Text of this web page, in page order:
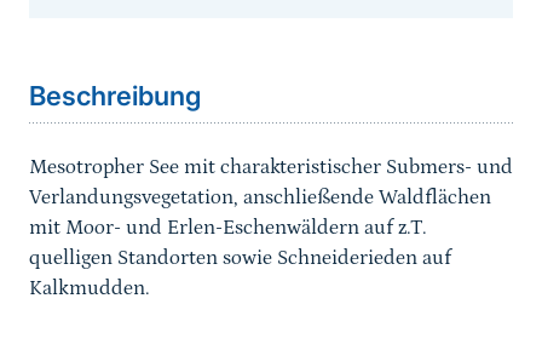
Beschreibung
Mesotropher See mit charakteristischer Submers- und
Verlandungsvegetation, anschließende Waldflächen
mit Moor- und Erlen-Eschenwäldern auf z.T.
quelligen Standorten sowie Schneiderieden auf
Kalkmudden.